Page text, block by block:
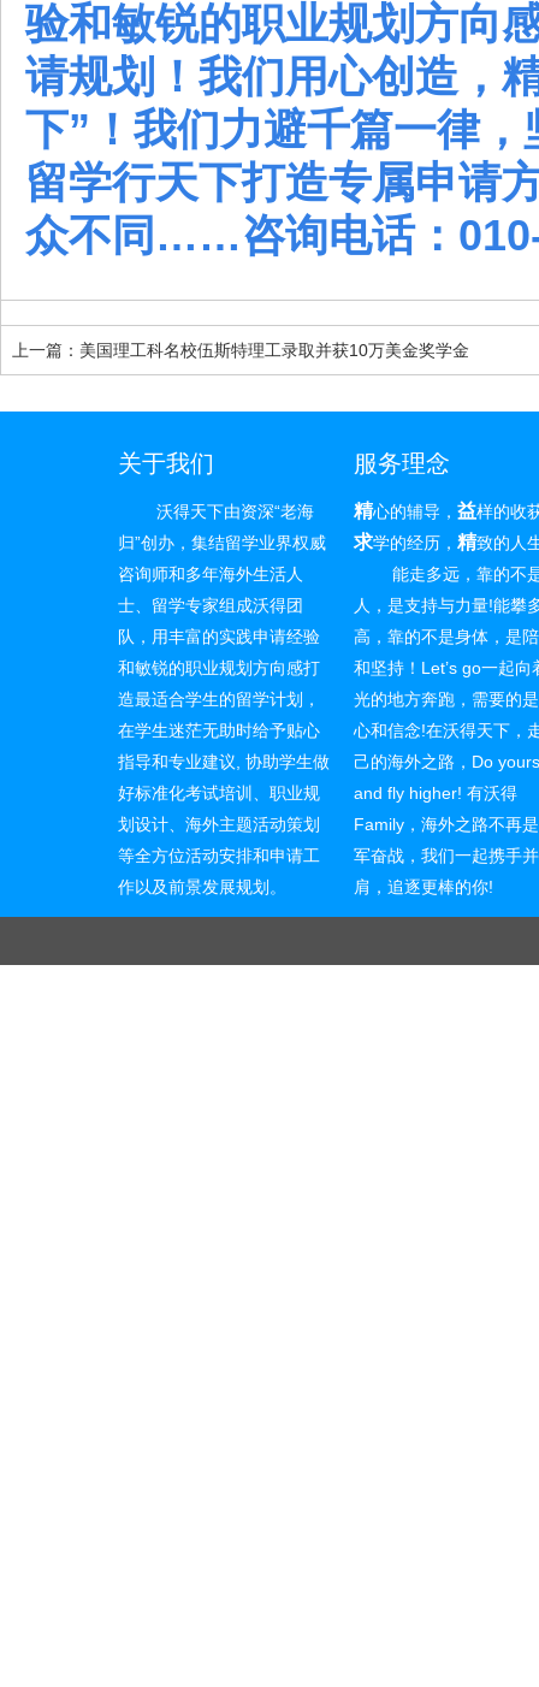
验和敏锐的职业规划方向
请规划！我们用心创造，
下”！我们力避千篇一律
留学行天下打造专属申请
众不同……咨询电话：
上一篇：美国理工科名校伍斯特理工录取并获10万美金奖学金
关于我们
沃得天下由资深“老海
归”创办，集结留学业界权威
咨询师和多年海外生活人
士、留学专家组成沃得团
队，用丰富的实践申请经验
和敏锐的职业规划方向感打
造最适合学生的留学计划，
在学生迷茫无助时给予贴心
指导和专业建议, 协助学生做
好标准化考试培训、职业规
划设计、海外主题活动策划
等全方位活动安排和申请工
作以及前景发展规划。
服务理念
精心的辅导，益样的收
求学的经历，精致的人
能走多远，靠的不
人，是支持与力量!能攀
高，靠的不是身体，是
和坚持！Let’s go一起向
光的地方奔跑，需要的
心和信念!在沃得天下，
己的海外之路，Do
and fly higher! 有沃得
Family，海外之路不再
军奋战，我们一起携手并
肩，追逐更棒的你!